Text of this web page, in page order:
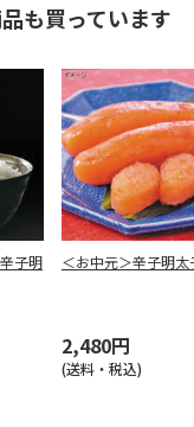
も買っています
子明
＜お中元＞辛子明太
2,480円
(送料・税込)